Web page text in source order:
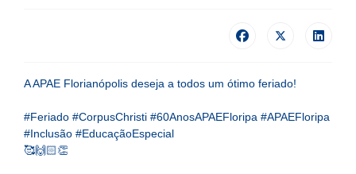
A APAE Florianópolis deseja a todos um ótimo feriado!
#Feriado #CorpusChristi #60AnosAPAEFloripa #APAEFloripa
#Inclusão #EducaçãoEspecial
🥰🙌🏻👏